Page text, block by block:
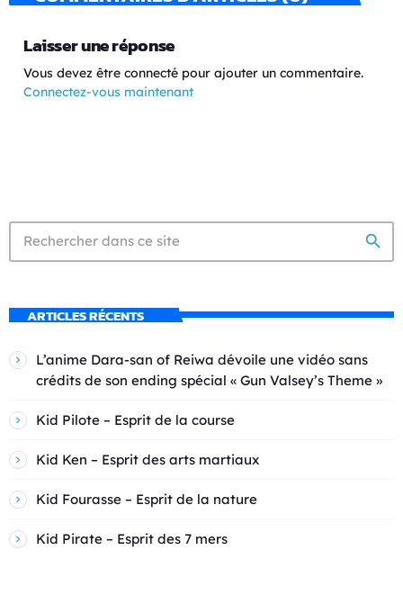
Laisser une réponse
Vous devez être connecté pour ajouter un commentaire.
Connectez-vous maintenant
search
ARTICLES RÉCENTS
L’anime Dara-san of Reiwa dévoile une vidéo sans
crédits de son ending spécial « Gun Valsey’s Theme »
Kid Pilote – Esprit de la course
Kid Ken – Esprit des arts martiaux
Kid Fourasse – Esprit de la nature
Kid Pirate – Esprit des 7 mers